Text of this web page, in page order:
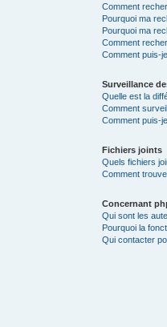
Comment
Pourquoi ma
Pourquoi ma
Comment
Comment puis-
Surveillance
Quelle est la
Comment
Comment puis-
Fichiers joints
Quels fichiers
Comment
Concernant
Qui sont les
Pourquoi la
Qui contacter